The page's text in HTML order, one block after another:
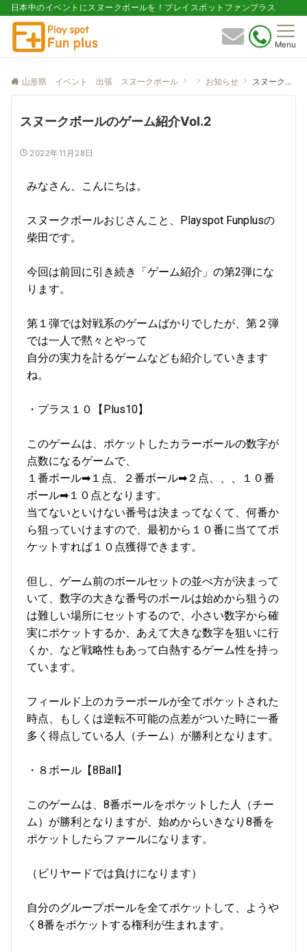
日本中のイベントにスヌークボールを！プレイスポットファンプラス
Menu
山形県 イベント 出張 スヌークボール お知らせ スヌークボールのゲーム紹介Vol.2
スヌークボールのゲーム紹介Vol.2
2022年11月28日
みなさん、こんにちは。
スヌークボールおじさんこと、Playspot Funplusの
柴田です。
今回は前回に引き続き「ゲーム紹介」の第2弾にな
ります。
第１弾では対戦系のゲームばかりでしたが、第２弾
では一人で黙々とやって
自分の実力を計るゲームなども紹介していきます
ね。
・プラス１０【Plus10】
このゲームは、ポケットしたカラーボールの数字が
点数になるゲームで、
１番ボール➡１点、２番ボール➡２点、、、１０番
ボール➡１０点となります。
当てないといけない番号は決まってなくて、何番か
ら狙っていけますので、最初から１０番に当ててポ
ケットすれば１０点獲得できます。
但し、ゲーム前のボールセットの並べ方が決まって
いて、数字の大きな番号のボールは始めから狙うの
は難しい場所にセットするので、小さい数字から確
実にポケットするか、あえて大きな数字を狙いに行
くか、など戦略性もあって白熱するゲーム性を持っ
ています。
フィールド上のカラーボールが全てポケットされた
時点、もしくは逆転不可能の点差がついた時に一番
多く得点している人（チーム）が勝利となります。
・８ボール【8Ball】
このゲームは、8番ボールをポケットした人（チー
ム）が勝利となりますが、始めからいきなり8番を
ポケットしたらファールになります。
（ビリヤードでは負けになります）
自分のグループボールを全てポケットして、ようや
く8番をポケットする権利が生まれます。